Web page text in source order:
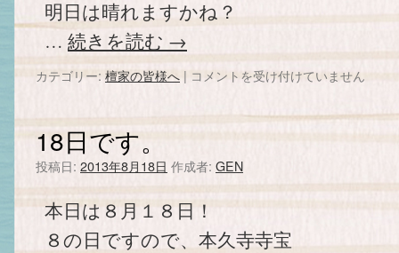
明日は晴れますかね？
… 続きを読む →
カテゴリー: 檀家の皆様へ | 明
は
コメントを受け付けていません
18日です。
投稿日: 2013年8月18日 作成者: GEN
本日は８月１８日！
８の日ですので、本久寺寺宝